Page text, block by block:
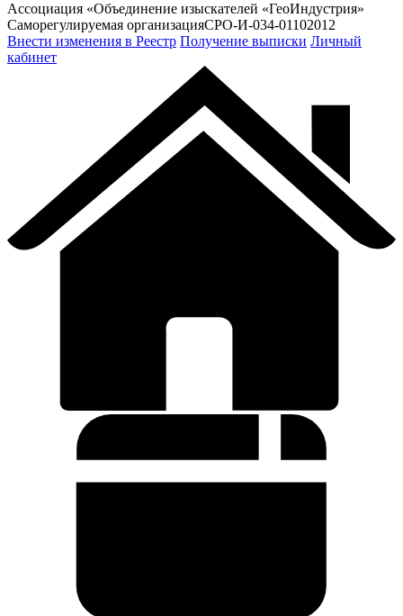
Ассоциация «Объединение изыскателей «ГеоИндустрия»
Саморегулируемая организацияСРО-И-034-01102012
Внести изменения в Реестр Получение выписки Личный
кабинет